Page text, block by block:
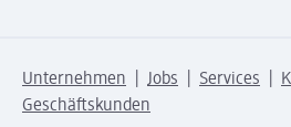
Unternehmen Jobs Services
Geschäftskunden